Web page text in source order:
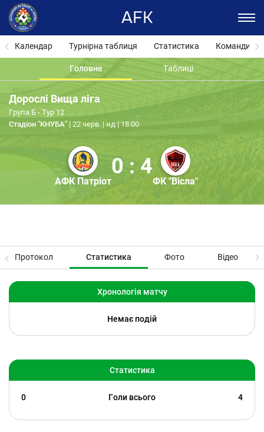
AFK
Календар Турнірна таблиця Статистика Команди
Головне Таблиці
Дорослі Вища ліга
Група Б - Тур 12
АФК Патріот
0 : 4
ФК "Вісла"
Стадіон "КНУБА" 22 черв. | нд | 18:00
Протокол Статистика Фото Відео
Хронологія матчу
Немає подій
Статистика
0 Голи всього 4